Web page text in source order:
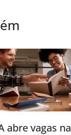
abre vagas na